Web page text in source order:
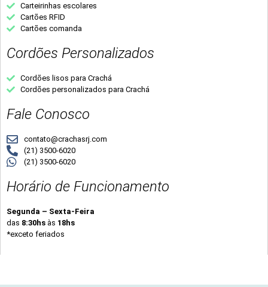
Carteirinhas escolares
Cartões RFID
Cartões comanda
Cordões Personalizados
Cordões lisos para Crachá
Cordões personalizados para Crachá
Fale Conosco
contato@crachasrj.com
(21) 3500-6020
(21) 3500-6020
Horário de Funcionamento
Segunda – Sexta-Feira
das 8:30hs às 18hs
*exceto feriados